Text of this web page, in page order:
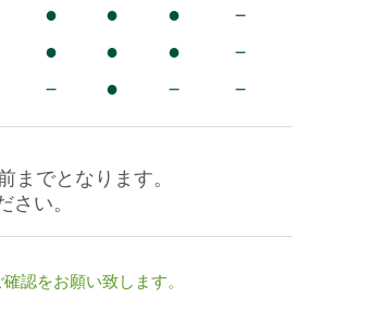
までとなります。
さい。
● ● ● －
● ● ● －
－ ● － －
確認をお願い致します。